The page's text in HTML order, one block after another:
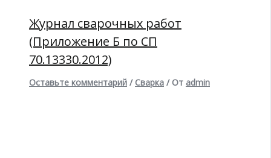
Журнал сварочных работ
(Приложение Б по СП
70.13330.2012)
Оставьте комментарий / Сварка / От admin